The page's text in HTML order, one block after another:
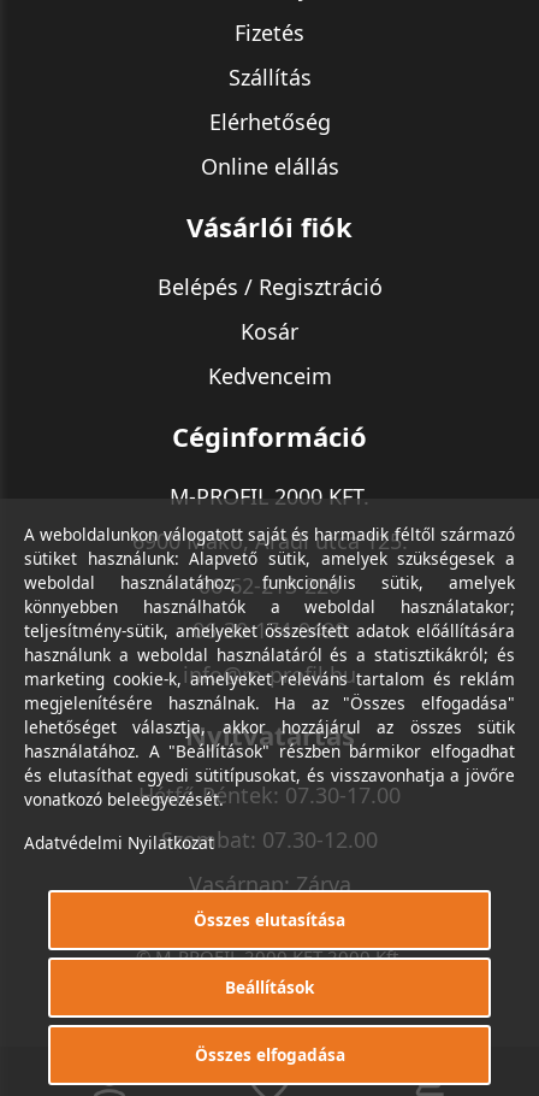
0
Fizetés
Szállítás
Elérhetőség
Online elállás
Vásárlói fiók
Belépés / Regisztráció
Kosár
Kedvenceim
Céginformáció
M-PROFIL 2000 KFT.
6900 Makó, Aradi utca 125.
06-62-213-220
06-30-174-9490
info@m-profil.hu
Nyitvatartás
Hétfő-Péntek: 07.30-17.00
Szombat: 07.30-12.00
Vasárnap: Zárva
© M-PROFIL 2000 KFT 2000 Kft.
Minden jog fenntartva.
KészítetteI.T.C. Kft.
A weboldalunkon válogatott saját és harmadik féltől származó
sütiket használunk: Alapvető sütik, amelyek szükségesek a
weboldal használatához; funkcionális sütik, amelyek
könnyebben használhatók a weboldal használatakor;
teljesítmény-sütik, amelyeket összesített adatok előállítására
használunk a weboldal használatáról és a statisztikákról; és
marketing cookie-k, amelyeket releváns tartalom és reklám
megjelenítésére használnak. Ha az "Összes elfogadása"
lehetőséget választja, akkor hozzájárul az összes sütik
használatához. A "Beállítások" részben bármikor elfogadhat
és elutasíthat egyedi sütitípusokat, és visszavonhatja a jövőre
vonatkozó beleegyezését.
Adatvédelmi Nyilatkozat
Összes elutasítása
Beállítások
Összes elfogadása